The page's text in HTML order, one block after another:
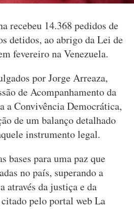
recebeu 14.368 pedidos de
detidos, ao abrigo da Lei de
fevereiro na Venezuela.
por Jorge Arreaza,
de Acompanhamento da
a Convivência Democrática,
de um balanço detalhado
instrumento legal.
bases para uma paz que
no país, superando a
da justiça e da
pelo portal web La